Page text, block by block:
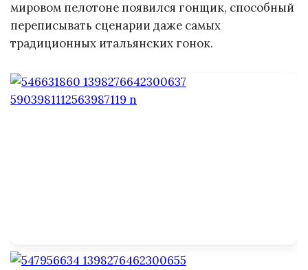
мировом пелотоне появился гонщик, способный
переписывать сценарии даже самых
традиционных итальянских гонок.